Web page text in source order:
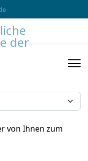
von Ihnen zum